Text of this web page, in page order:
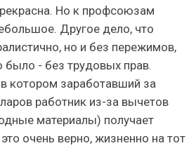
Но к профсоюзам
Другое дело, что
но и без пережимов,
было - без трудовых прав.
котором заработавший за
работник из-за вычетов
материалы) получает
очень верно, жизненно на тот